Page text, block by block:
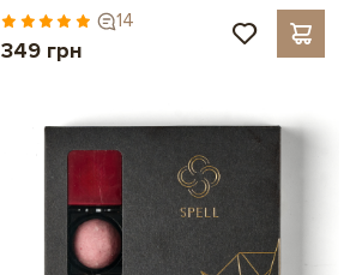
14
349 грн